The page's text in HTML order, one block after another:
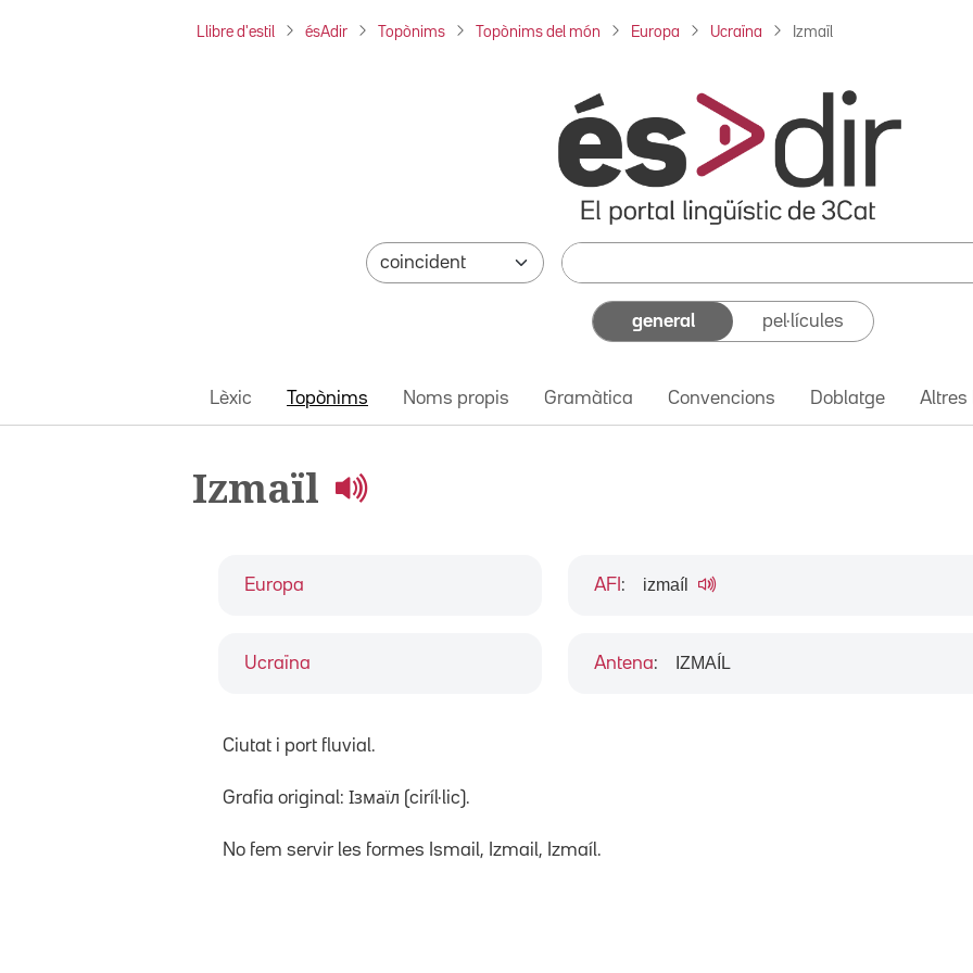
Llibre d'estil ésAdir Topònims Topònims del món Europa Ucraïna Izmaïl
general pel·lícules
Lèxic Topònims Noms propis Gramàtica Convencions Doblatge Altres
Izmaïl
Europa
Ucraïna
AFI : izmaíl
Antena: IZMAÍL
Ciutat i port fluvial.
Grafia original: Ізмаїл (ciríl·lic).
No fem servir les formes Ismail, Izmail, Izmaíl.